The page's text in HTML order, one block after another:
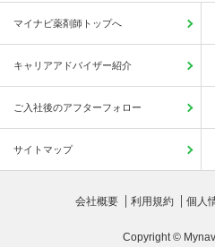
マイナビ薬剤師トップへ
キャリアアドバイザー紹介
ご入社後のアフターフォロー
サイトマップ
会社概要 利用規約 個人
Copyright ©